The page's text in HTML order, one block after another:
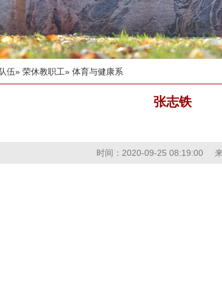
伍» 荣休教职工» 体育与健康系
张志铁
时间：2020-09-25 08:19:00